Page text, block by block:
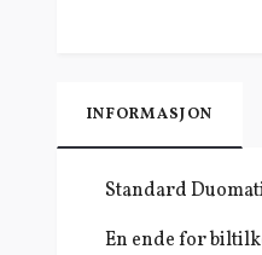
INFORMASJON
Standard
En ende for